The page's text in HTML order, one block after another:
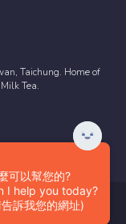
Taichung. Home of
Tea.
版權所有
可以幫您的?
I help you today?
訴我您的網址)